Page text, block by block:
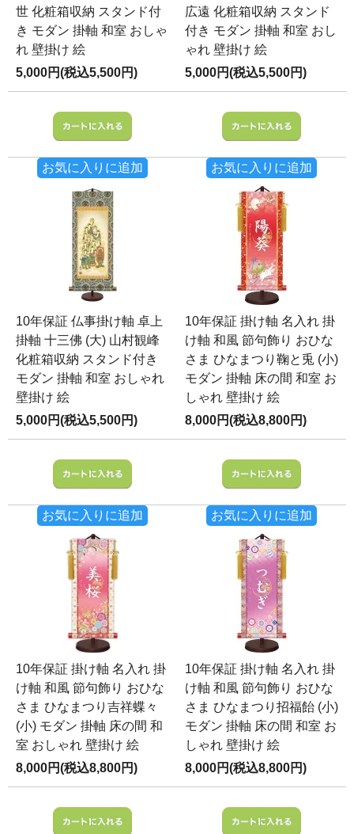
世 化粧箱収納 スタンド付
き モダン 掛軸 和室 おしゃ
れ 壁掛け 絵
5,000円(税込5,500円)
お気に入りに追加
広遠 化粧箱収納 スタンド
付き モダン 掛軸 和室 おし
ゃれ 壁掛け 絵
5,000円(税込5,500円)
お気に入りに追加
10年保証 仏事掛け軸 卓上
掛軸 十三佛 (大) 山村観峰
化粧箱収納 スタンド付き
モダン 掛軸 和室 おしゃれ
壁掛け 絵
5,000円(税込5,500円)
お気に入りに追加
10年保証 掛け軸 名入れ 掛
け軸 和風 節句飾り おひな
さま ひなまつり鞠と兎 (小)
モダン 掛軸 床の間 和室 お
しゃれ 壁掛け 絵
8,000円(税込8,800円)
お気に入りに追加
10年保証 掛け軸 名入れ 掛
け軸 和風 節句飾り おひな
さま ひなまつり吉祥蝶々
(小) モダン 掛軸 床の間 和
室 おしゃれ 壁掛け 絵
8,000円(税込8,800円)
10年保証 掛け軸 名入れ 掛
け軸 和風 節句飾り おひな
さま ひなまつり招福飴 (小)
モダン 掛軸 床の間 和室 お
しゃれ 壁掛け 絵
8,000円(税込8,800円)